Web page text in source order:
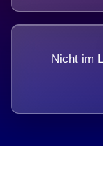
Nicht im